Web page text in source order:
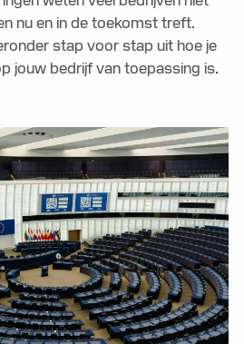
nu en in de toekomst treft.
stap voor stap uit hoe je
jouw bedrijf van toepassing is.